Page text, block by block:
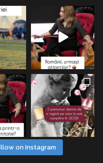
on Instagram